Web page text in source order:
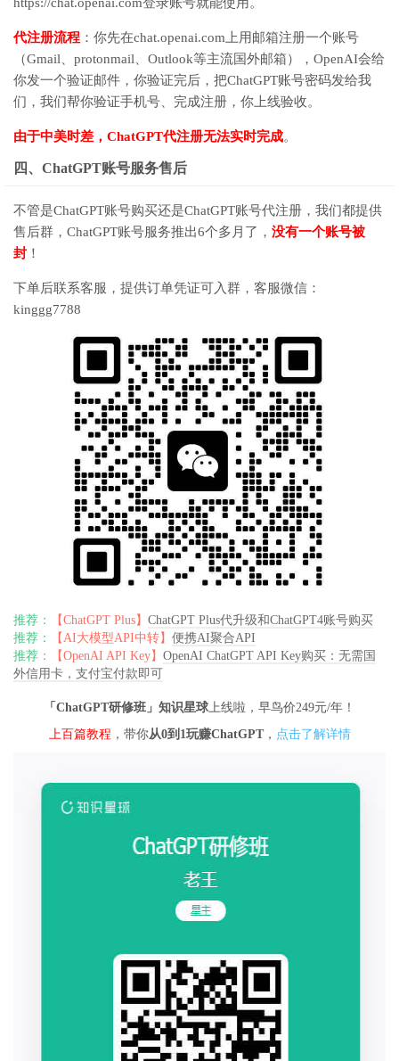
代注册流程 ：你先在chat.openai.com上用邮箱注册一个账号
（Gmail、protonmail、Outlook等主流国外邮箱），OpenAI会给
你发一个验证邮件，你验证完后，把ChatGPT账号密码发给我
们，我们帮你验证手机号、完成注册，你上线验收。
由于中美时差，ChatGPT代注册无法实时完成。
四、ChatGPT账号服务售后
不管是ChatGPT账号购买还是ChatGPT账号代注册，我们都提供
售后群，ChatGPT账号服务推出6个多月了， 没有一个账号被
封 ！
下单后联系客服，提供订单凭证可入群，客服微信：
kinggg7788
推荐： 【ChatGPT Plus】 ChatGPT Plus代升级和ChatGPT4账号购买
推荐：
【AI大模型API中转】 便携AI聚合API
推荐：
【OpenAI API Key】 OpenAI ChatGPT API Key购买：无需国
外信用卡，支付宝付款即可
「ChatGPT研修班」知识星球上线啦，早鸟价249元/年！
上百篇教程 ，带你从0到1玩赚ChatGPT， 点击了解详情